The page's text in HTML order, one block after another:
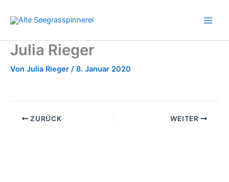
Inhalt
Julia Rieger
Von Julia Rieger / 8. Januar 2020
ZURÜCK WEITER